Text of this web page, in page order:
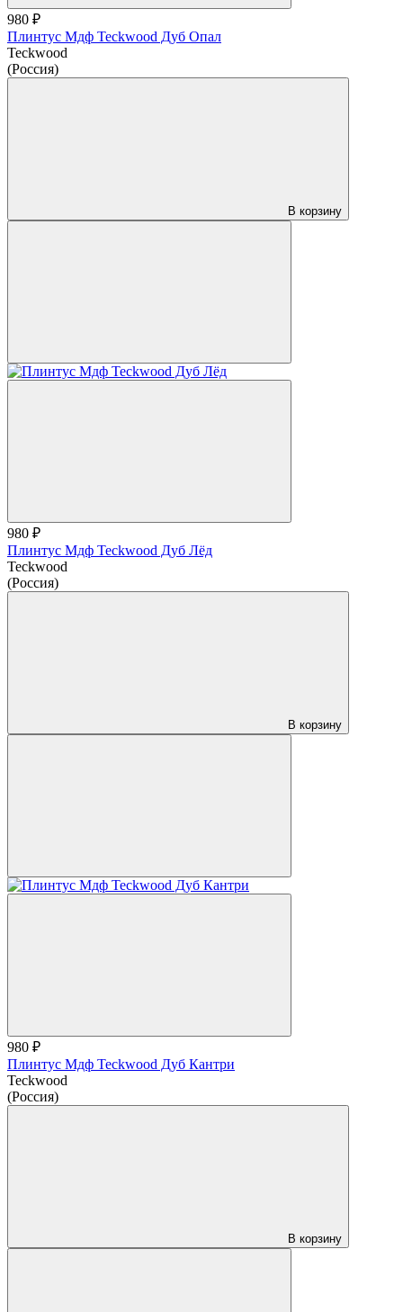
980 ₽
Плинтус Мдф Teckwood Дуб Опал
Teckwood
(Россия)
В корзину
980 ₽
Плинтус Мдф Teckwood Дуб Лёд
Teckwood
(Россия)
В корзину
980 ₽
Плинтус Мдф Teckwood Дуб Кантри
Teckwood
(Россия)
В корзину